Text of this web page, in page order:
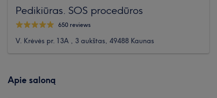
Pedikiūras. SOS procedūros
650 reviews
V. Krėvės pr. 13A , 3 aukštas, 49488 Kaunas
Apie saloną